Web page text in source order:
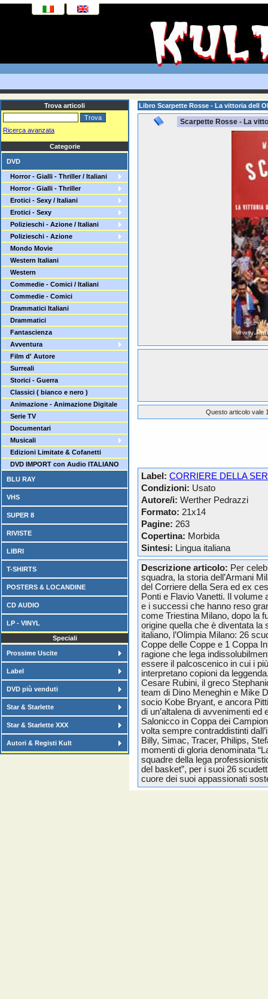
Trova articoli
Ricerca avanzata
Categorie
DVD
Horror - Gialli - Thriller / Italiani
Horror - Gialli - Thriller
Erotici - Sexy / Italiani
Erotici - Sexy
Polizieschi - Azione / Italiani
Polizieschi - Azione
Mondo Movie
Western Italiani
Western
Commedie - Comici / Italiani
Commedie - Comici
Drammatici Italiani
Drammatici
Fantascienza
Avventura
Film d' Autore
Surreali
Storici - Guerra
Classici ( bianco e nero )
Animazione - Animazione Digitale
Serie TV
Documentari
Musicali
Edizioni Limitate & Cofanetti
DVD IMPORT con Audio ITALIANO
BLU RAY
VHS
SUPER 8
RIVISTE
LIBRI
T-SHIRTS
POSTERS & LOCANDINE
CD AUDIO
LP - VINYL
Speciali
Prossime Uscite
Label
DVD più venduti
Star & Starlette
Star & Starlette XXX
Autori & Registi Kult
Libro Scarpette Rosse - La vittoria dell
Scarpette Rosse - La
Questo articolo vale
Label: CORRIERE DELLA
Condizioni: Usato
Autore/i: Werther Pedrazzi
Formato: 21x14
Pagine: 263
Copertina: Morbida
Sintesi: Lingua italiana
Descrizione articolo: Per
squadra, la storia dell’Armani
del Corriere della Sera ed ex
Ponti e Flavio Vanetti. Il volume
e i successi che hanno reso
come Triestina Milano, dopo la
origine quella che è diventata la
italiano, l’Olimpia Milano: 26
Coppe delle Coppe e 1 Coppa
ragione che lega
essere il palcoscenico in cui i
interpretano copioni da
Cesare Rubini, il greco
team di Dino Meneghin e Mike
socio Kobe Bryant, e ancora
di un’altalena di avvenimenti ed
Salonicco in Coppa dei
volta sempre contraddistinti
Billy, Simac, Tracer, Philips,
momenti di gloria denominata
squadre della lega
del basket”, per i suoi 26
cuore dei suoi appassionati